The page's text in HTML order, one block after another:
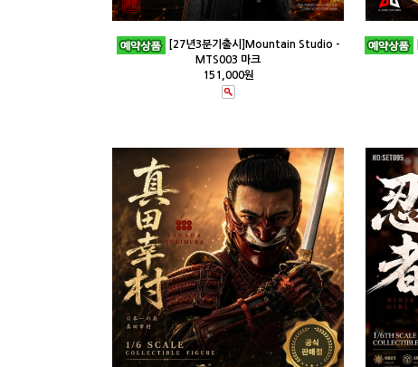
[27년3분기출시]Mountain Studio -
MTS003 마크
151,000원